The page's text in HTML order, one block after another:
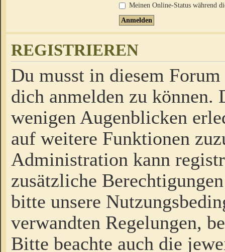
Meinen Online-Status während
REGISTRIEREN
Du musst in diesem
dich anmelden zu
wenigen Augenblicken
auf weitere Funktionen
Administration kann
zusätzliche
bitte unsere
verwandten Regelungen,
Bitte beachte auch die